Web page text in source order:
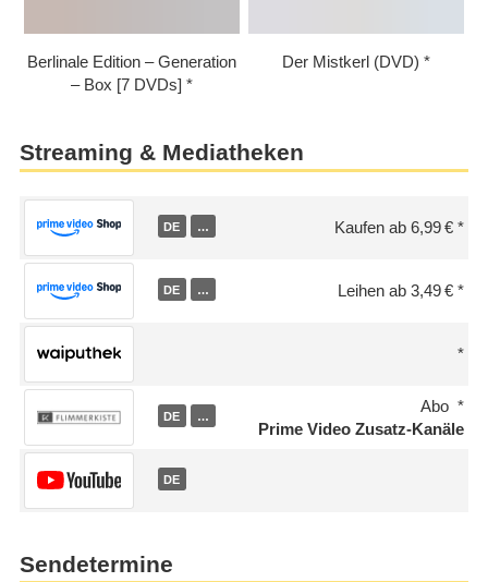
Berlinale Edition – Generation
– Box [7 DVDs]
Der Mistkerl (DVD)
Streaming & Mediatheken
DE … Kaufen ab 6,99 €
DE … Leihen ab 3,49 €
DE …
Abo
Prime Video Zusatz-Kanäle
DE
Sendetermine